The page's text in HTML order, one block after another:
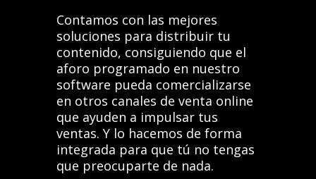
Contamos con las mejores
soluciones para distribuir tu
contenido, consiguiendo que el
aforo programado en nuestro
software pueda comercializarse
en otros canales de venta online
que ayuden a impulsar tus
ventas. Y lo hacemos de forma
integrada para que tú no tengas
que preocuparte de nada.